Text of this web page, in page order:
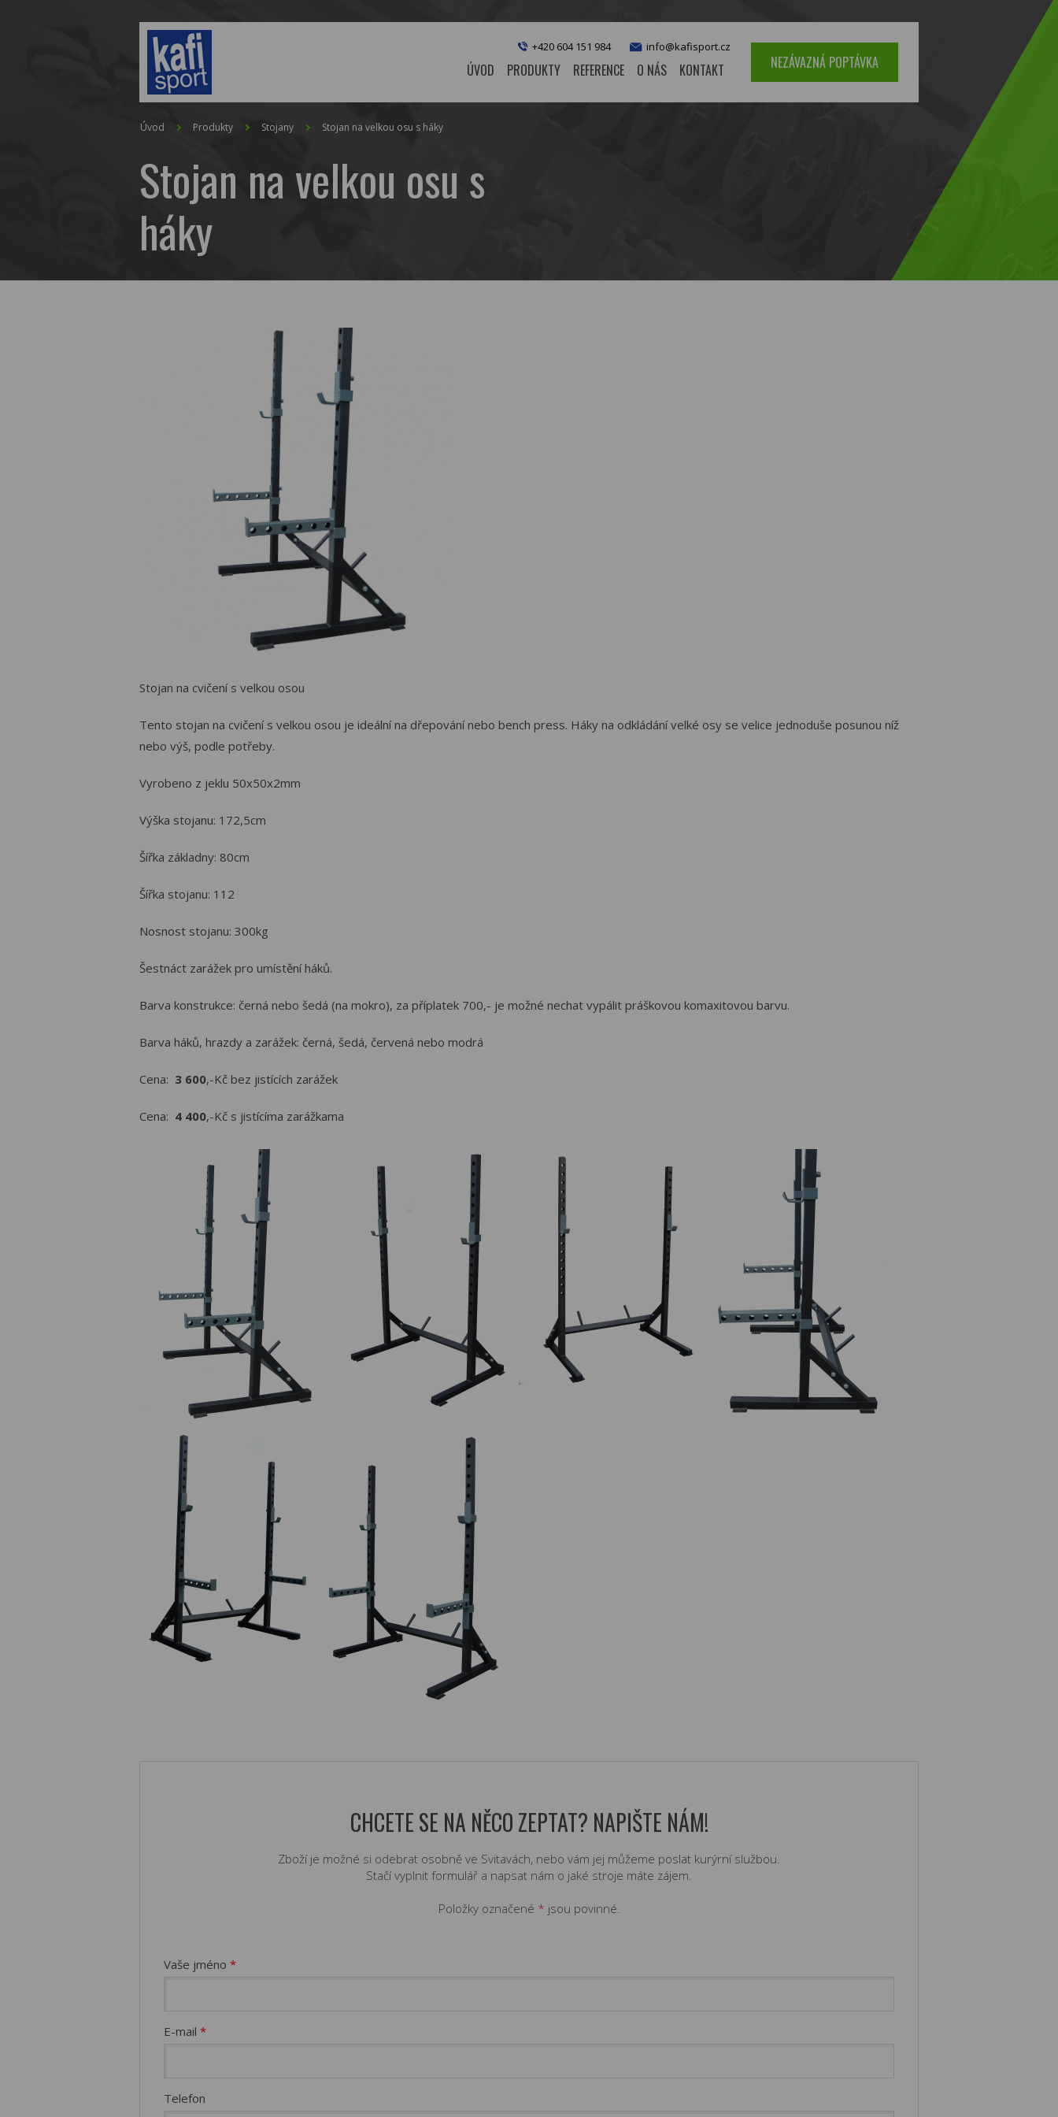
info@kafisport.cz
+420 604 151 984
ÚVOD PRODUKTY REFERENCE O NÁS KONTAKT NEZÁVAZNÁ POPTÁVKA
Úvod Produkty Stojany Stojan na velkou osu s háky
Stojan na velkou osu s
háky
Stojan na cvičení s velkou osou
Tento stojan na cvičení s velkou osou je ideální na dřepování nebo bench press. Háky na odkládání velké osy se velice jednoduše posunou níž
nebo výš, podle potřeby.
Vyrobeno z jeklu 50x50x2mm
Výška stojanu: 172,5cm
Šířka základny: 80cm
Šířka stojanu: 112
Nosnost stojanu: 300kg
Šestnáct zarážek pro umístění háků.
Barva konstrukce: černá nebo šedá (na mokro), za příplatek 700,- je možné nechat vypálit práškovou komaxitovou barvu.
Barva háků, hrazdy a zarážek: černá, šedá, červená nebo modrá
Cena: 3 600,-Kč bez jistících zarážek
Cena: 4 400,-Kč s jistícíma zarážkama
CHCETE SE NA NĚCO ZEPTAT? NAPIŠTE NÁM!
Zboží je možné si odebrat osobně ve Svitavách, nebo vám jej můžeme poslat kurýrní službou.
Stačí vyplnit formulář a napsat nám o jaké stroje máte zájem.
Položky označené * jsou povinné.
Vaše jméno *
E-mail *
Telefon